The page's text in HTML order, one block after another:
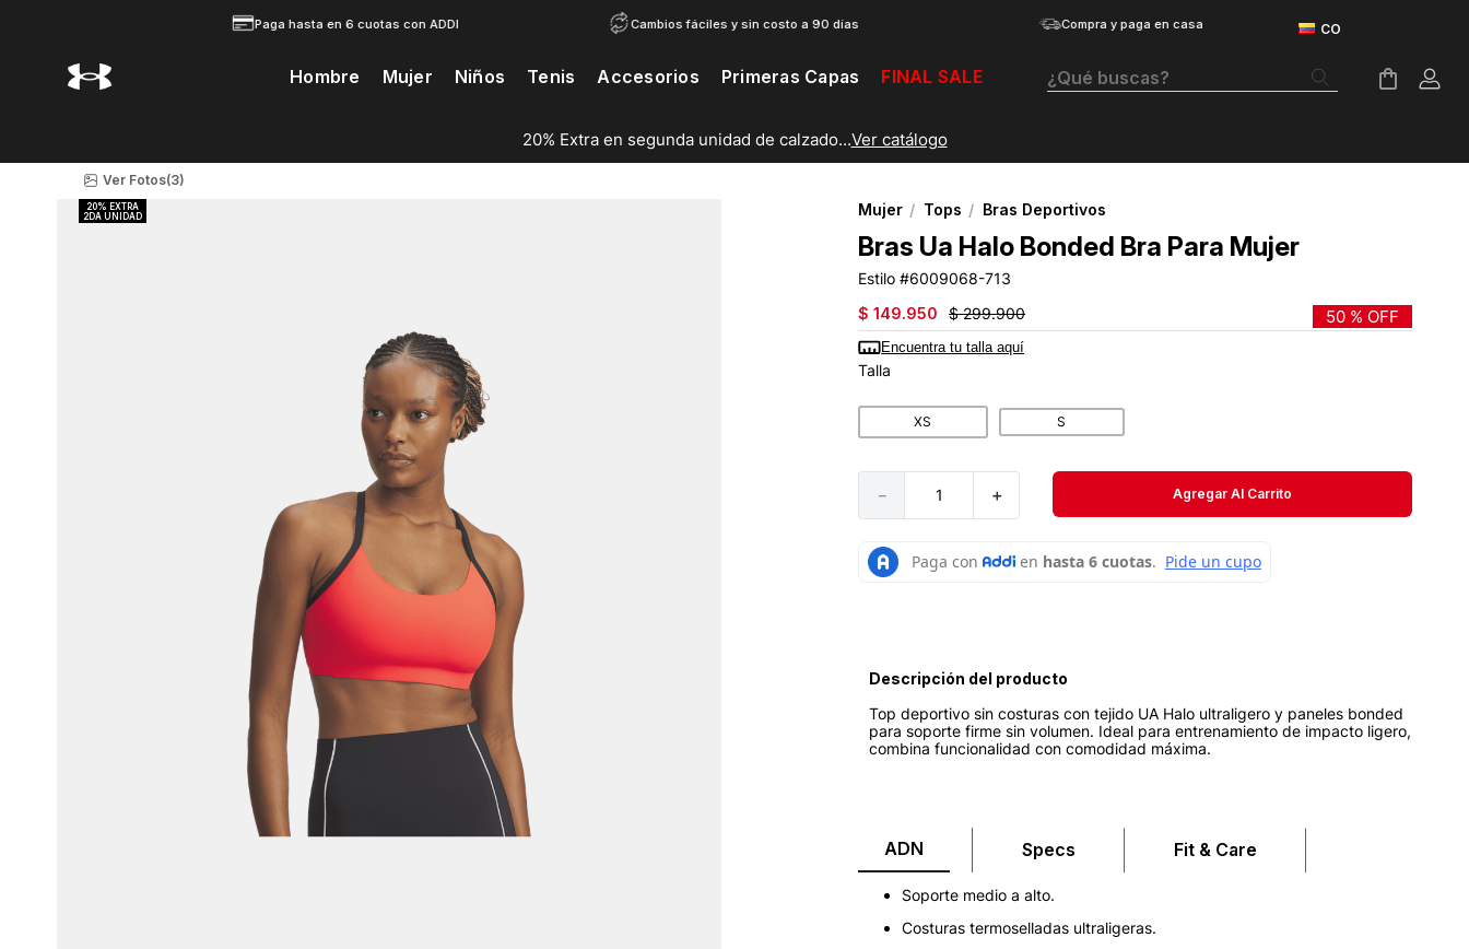
Paga hasta en 6 cuotas con ADDI Cambios fáciles y sin costo a 90 días Compra y paga en casa
Hombre Mujer Niños Tenis Accesorios Primeras Capas FINAL SALE ¿Qué buscas?
20% Extra en segunda unidad de calzado...Ver catálogo
Ver Fotos(3)
Mujer Tops Bras Deportivos
Bras Ua Halo Bonded Bra Para Mujer
6009068-713
$ 149.950 $ 299.900 50 % OFF
Encuentra tu talla aquí
Talla
XS S
＋
－ Agregar Al Carrito
Descripción del producto
Top deportivo sin costuras con tejido UA Halo ultraligero y paneles bonded
para soporte firme sin volumen. Ideal para entrenamiento de impacto ligero,
combina funcionalidad con comodidad máxima.
ADN Specs Fit & Care
Soporte medio a alto.
Costuras termoselladas ultraligeras.
Botas
Tenis Mujer
Guayos